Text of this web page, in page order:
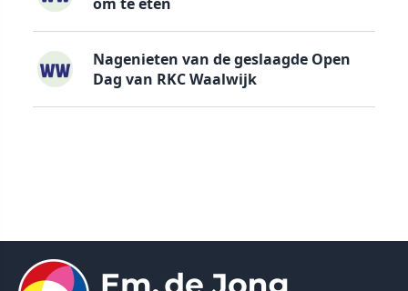
Nagenieten van de geslaagde Open
Dag van RKC Waalwijk